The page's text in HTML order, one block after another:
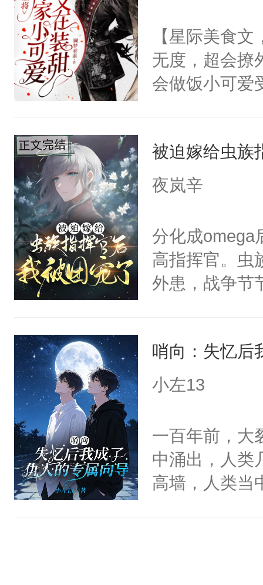
认出他是主
死得早的工具
大佬：？迟冬
哥校门堵他：
哥好不好？迟
惜迟冬：不
攻：？大佬一
去接你迟冬：
子？不过你愿
*攻一开始接
苏爽甜饼**腿
是xp
过硬的家底
金，把他抱回
力排行榜巅峰
佬。谁也不知
戏，还是个脸
抽保底角色，
脸干净。在其
一无二的神秘
氪了个保底，
谁料一阵金光
住他的衣服，
瑭。”艾尔心
氪金养下去！
【星际美食
无度，超会撩
会做饭小可爱
上将，不要那
行！下一秒他
哪都好，长
尾巴，555……
人的尾巴摸不
就一把将眼前
沐小黎想起之
有……双眼立
了责之后他是
趴在床上，根
么摸，他再
被迫嫁给虫族
夜岚辛
分化成omega
高指挥官。虫
外患，战争节
晚，他就被未
线。原本以为
成人类后，
整个虫非常
疯狂。沈括看
漠的杀死一只
哨向：失忆后
小左13
一百年前，大
中涌出，人类
高墙，人类